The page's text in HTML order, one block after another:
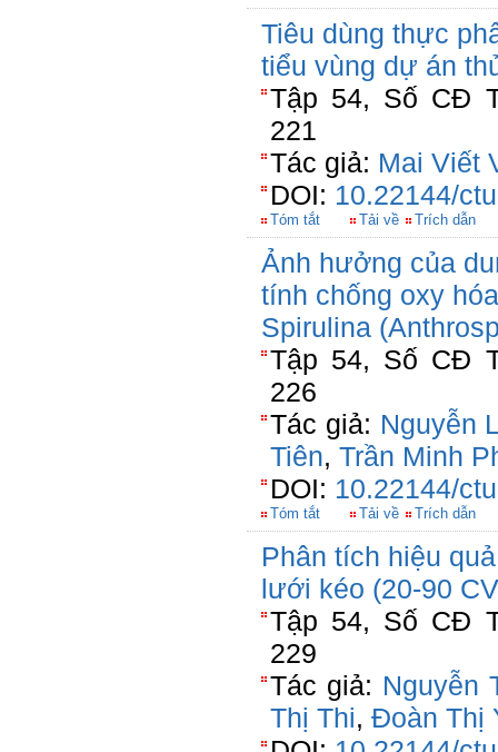
Tiêu dùng thực
tiểu vùng dự án
Tập 54, Số CĐ
221
Tác giả: Mai Viết
DOI: 10.22144/
Tóm tắt Tải về Trích dẫn
Ảnh hưởng của
tính chống oxy
Spirulina
Tập 54, Số CĐ
226
Tác giả: Nguyễn
Tiên, Trần Minh
DOI: 10.22144/
Tóm tắt Tải về Trích dẫn
Phân tích hiệu
lưới kéo (20-90
Tập 54, Số CĐ
229
Tác giả: Nguyễn
Thị Thi, Đoàn Thị